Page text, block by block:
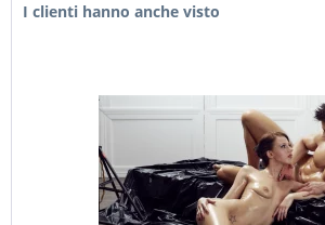
I clienti hanno anche visto